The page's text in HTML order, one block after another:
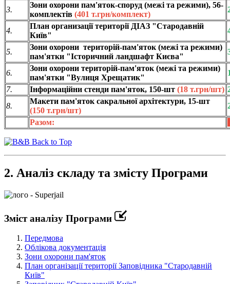
3.
Зони охорони пам'яток-споруд (межі та режими), 56-
комплектів (401 т.грн/комплект)
4.
План организації території ДІАЗ "Стародавній
Київ"
5.
Зони охорони територій-пам'яток (межі та режими)
пам'ятки "Історичний ландшафт Києва"
6.
Зони охорони територій-пам'яток (межі та режими)
пам'ятки "Вулиця Хрещатик"
7.
Інформаційни стенди пам'яток, 150-шт (18 т.грн/шт)
8.
Макети пам'яток сакральної архітектури, 15-шт
(150 т.грн/шт)
Разом:
Back to Top
2. Аналіз складу та змісту Програми
Зміст аналізу Програми
Передмова
Облікова документація
Зони охорони пам'яток
План організації території Заповідника "Стародавній
Київ"